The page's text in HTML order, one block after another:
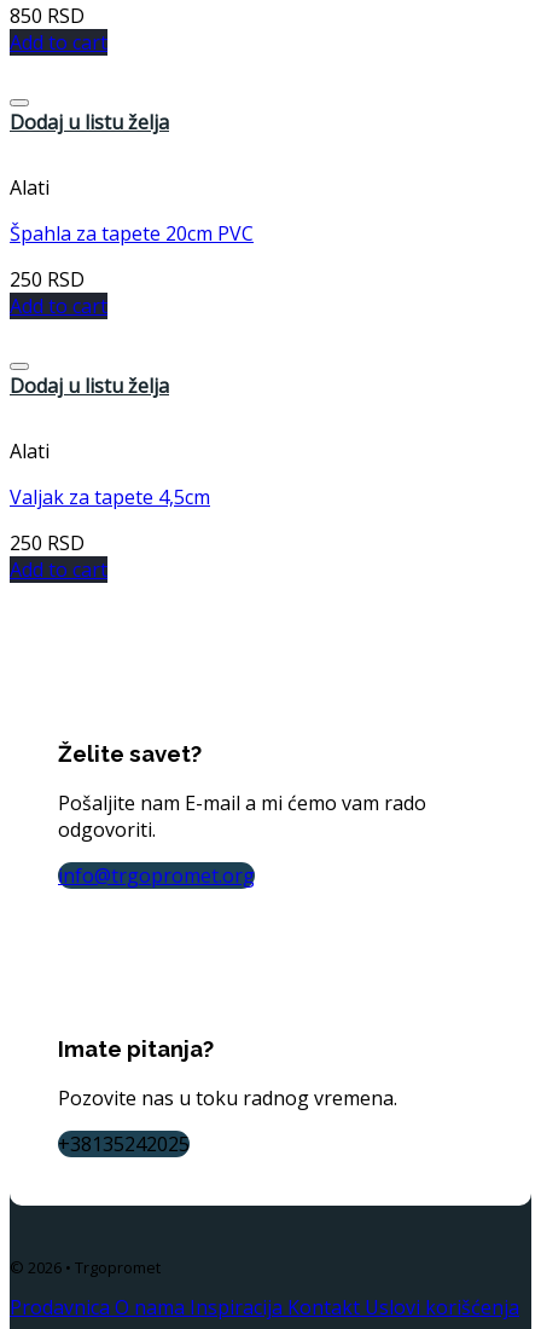
850 RSD
Add to cart
Dodaj u listu želja
Alati
Špahla za tapete 20cm PVC
250 RSD
Add to cart
Dodaj u listu želja
Alati
Valjak za tapete 4,5cm
250 RSD
Add to cart
Želite savet?
Pošaljite nam E-mail a mi ćemo vam rado
odgovoriti.
info@trgopromet.org
Imate pitanja?
Pozovite nas u toku radnog vremena.
+38135242025
© 2026 • Trgopromet
Prodavnica O nama Inspiracija Kontakt Uslovi korišćenja